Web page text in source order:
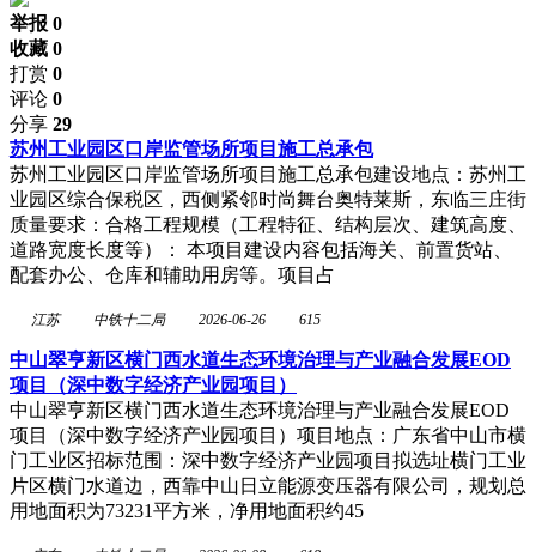
举报 0
收藏 0
打赏 0
评论 0
分享 29
苏州工业园区口岸监管场所项目施工总承包
苏州工业园区口岸监管场所项目施工总承包建设地点：苏州工
业园区综合保税区，西侧紧邻时尚舞台奥特莱斯，东临三庄街
质量要求：合格工程规模（工程特征、结构层次、建筑高度、
道路宽度长度等）： 本项目建设内容包括海关、前置货站、
配套办公、仓库和辅助用房等。项目占
江苏 中铁十二局 2026-06-26 615
中山翠亨新区横门西水道生态环境治理与产业融合发展EOD
项目（深中数字经济产业园项目）
中山翠亨新区横门西水道生态环境治理与产业融合发展EOD
项目（深中数字经济产业园项目）项目地点：广东省中山市横
门工业区招标范围：深中数字经济产业园项目拟选址横门工业
片区横门水道边，西靠中山日立能源变压器有限公司，规划总
用地面积为73231平方米，净用地面积约45